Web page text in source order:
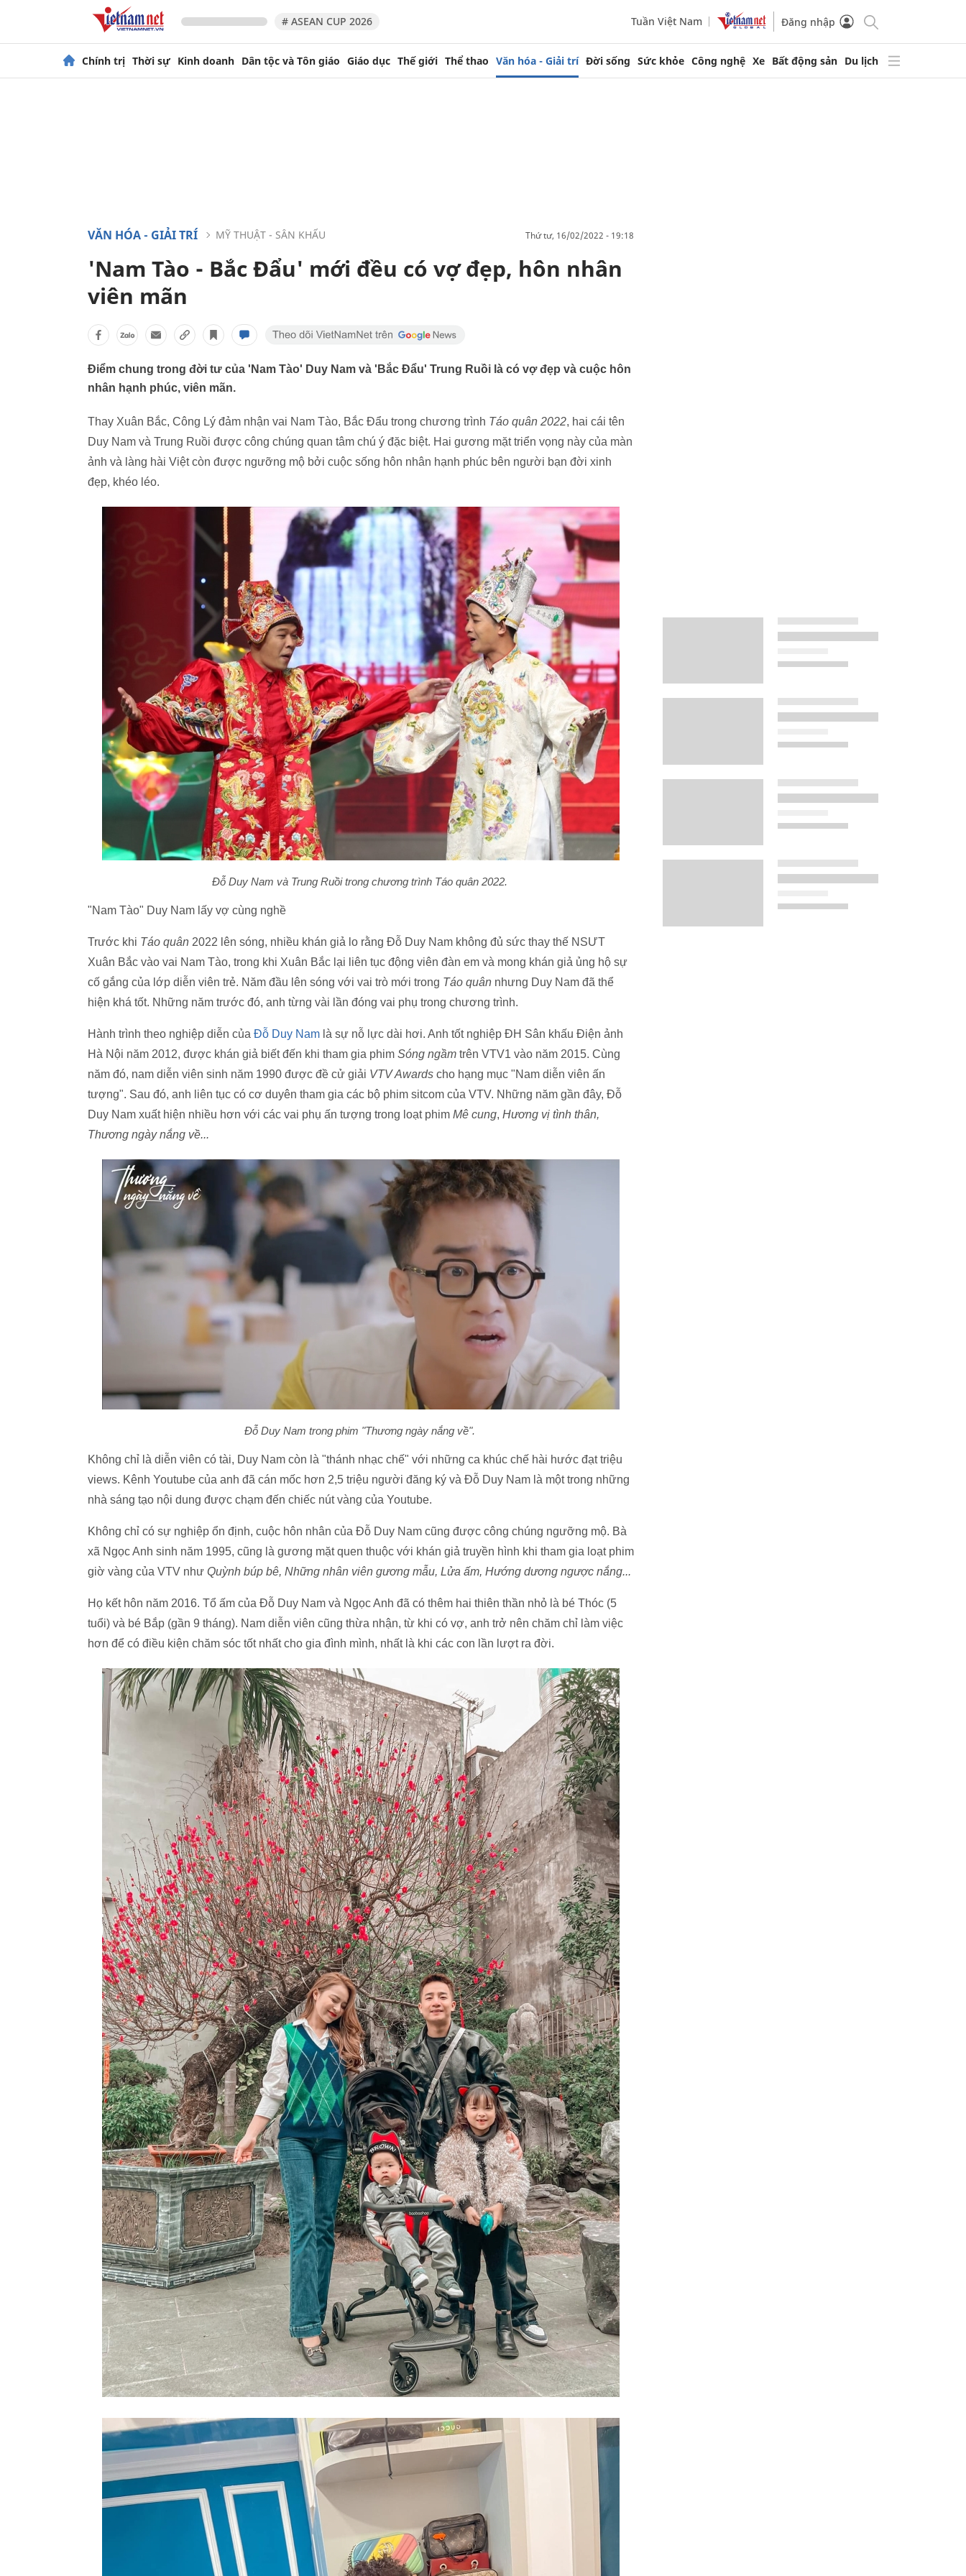
# ASEAN CUP 2026 Tuần Việt Nam Đăng nhập
Chính trị Thời sự Kinh doanh Dân tộc và Tôn giáo Giáo dục Thế giới Thể thao Văn hóa - Giải trí Đời sống Sức khỏe Công nghệ Xe Bất động sản Du lịch
VĂN HÓA - GIẢI TRÍ MỸ THUẬT - SÂN KHẤU thứ tư, 16/02/2022 - 19:18
'Nam Tào - Bắc Đẩu' mới đều có vợ đẹp, hôn nhân
viên mãn
Điểm chung trong đời tư của 'Nam Tào' Duy Nam và 'Bắc Đẩu' Trung Ruồi là có vợ đẹp và cuộc hôn
nhân hạnh phúc, viên mãn.
Thay Xuân Bắc, Công Lý đảm nhận vai Nam Tào, Bắc Đẩu trong chương trình Táo quân 2022, hai cái tên
Duy Nam và Trung Ruồi được công chúng quan tâm chú ý đặc biệt. Hai gương mặt triển vọng này của màn
ảnh và làng hài Việt còn được ngưỡng mộ bởi cuộc sống hôn nhân hạnh phúc bên người bạn đời xinh
đẹp, khéo léo.
Đỗ Duy Nam và Trung Ruồi trong chương trình Táo quân 2022.
"Nam Tào" Duy Nam lấy vợ cùng nghề
Trước khi Táo quân 2022 lên sóng, nhiều khán giả lo rằng Đỗ Duy Nam không đủ sức thay thế NSƯT
Xuân Bắc vào vai Nam Tào, trong khi Xuân Bắc lại liên tục động viên đàn em và mong khán giả ủng hộ sự
cố gắng của lớp diễn viên trẻ. Năm đầu lên sóng với vai trò mới trong Táo quân nhưng Duy Nam đã thể
hiện khá tốt. Những năm trước đó, anh từng vài lần đóng vai phụ trong chương trình.
Hành trình theo nghiệp diễn của Đỗ Duy Nam là sự nỗ lực dài hơi. Anh tốt nghiệp ĐH Sân khấu Điện ảnh
Hà Nội năm 2012, được khán giả biết đến khi tham gia phim Sóng ngầm trên VTV1 vào năm 2015. Cùng
năm đó, nam diễn viên sinh năm 1990 được đề cử giải VTV Awards cho hạng mục "Nam diễn viên ấn
tượng". Sau đó, anh liên tục có cơ duyên tham gia các bộ phim sitcom của VTV. Những năm gần đây, Đỗ
Duy Nam xuất hiện nhiều hơn với các vai phụ ấn tượng trong loạt phim Mê cung, Hương vị tình thân,
Thương ngày nắng về...
Đỗ Duy Nam trong phim "Thương ngày nắng về".
Không chỉ là diễn viên có tài, Duy Nam còn là "thánh nhạc chế" với những ca khúc chế hài hước đạt triệu
views. Kênh Youtube của anh đã cán mốc hơn 2,5 triệu người đăng ký và Đỗ Duy Nam là một trong những
nhà sáng tạo nội dung được chạm đến chiếc nút vàng của Youtube.
Không chỉ có sự nghiệp ổn định, cuộc hôn nhân của Đỗ Duy Nam cũng được công chúng ngưỡng mộ. Bà
xã Ngọc Anh sinh năm 1995, cũng là gương mặt quen thuộc với khán giả truyền hình khi tham gia loạt phim
giờ vàng của VTV như Quỳnh búp bê, Những nhân viên gương mẫu, Lửa ấm, Hướng dương ngược nắng...
Họ kết hôn năm 2016. Tổ ấm của Đỗ Duy Nam và Ngọc Anh đã có thêm hai thiên thần nhỏ là bé Thóc (5
tuổi) và bé Bắp (gần 9 tháng). Nam diễn viên cũng thừa nhận, từ khi có vợ, anh trở nên chăm chỉ làm việc
hơn để có điều kiện chăm sóc tốt nhất cho gia đình mình, nhất là khi các con lần lượt ra đời.